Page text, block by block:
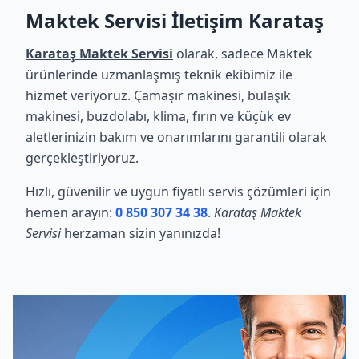
Maktek Servisi İletişim Karataş
Karataş Maktek Servisi olarak, sadece Maktek
ürünlerinde uzmanlaşmış teknik ekibimiz ile
hizmet veriyoruz. Çamaşır makinesi, bulaşık
makinesi, buzdolabı, klima, fırın ve küçük ev
aletlerinizin bakım ve onarımlarını garantili olarak
gerçekleştiriyoruz.
Hızlı, güvenilir ve uygun fiyatlı servis çözümleri için
hemen arayın: 0 850 307 34 38. Karataş Maktek
Servisiherzaman sizin yanınızda!